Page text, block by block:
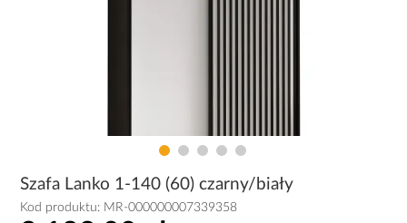
Szafa Lanko 1-140 (60) czarny/biały
Kod produktu: MR-000000007339358